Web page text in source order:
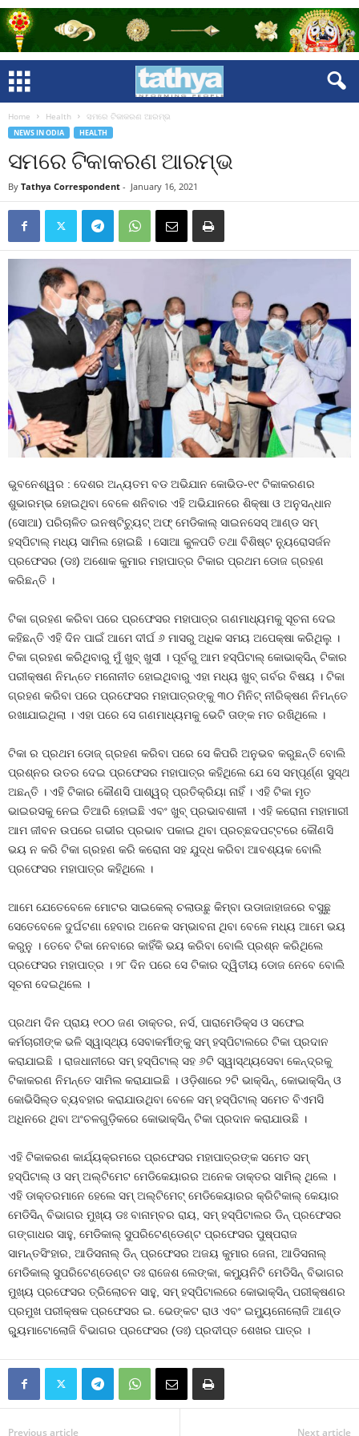
Home Health ସମରେ ଟିକାକରଣ ଆରମ୍ଭ
NEWS IN ODIA HEALTH
ସମରେ ଟିକାକରଣ ଆରମ୍ଭ
By Tathya Correspondent - January 16, 2021
ଭୁବନେଶ୍ୱର : ଦେଶର ଅନ୍ୟତମ ବଡ ଅଭିଯାନ କୋଭିଡ-୧୯ ଟିକାକରଣର
ଶୁଭାରମ୍ଭ ହୋଇଥିବା ବେଳେ ଶନିବାର ଏହି ଅଭିଯାନରେ ଶିକ୍ଷା ଓ ଅନୁସନ୍ଧାନ
(ସୋଆ) ପରିଚାଳିତ ଇନଷ୍ଟିଚ୍ୟୁଟ୍ ଅଫ୍ ମେଡିକାଲ୍ ସାଇନସେସ୍ ଆଣ୍ଡ ସମ୍
ହସ୍ପିଟାଲ୍ ମଧ୍ୟ ସାମିଲ ହୋଇଛି । ସୋଆ କୁଳପତି ତଥା ବିଶିଷ୍ଟ ନ୍ୟୁରୋସର୍ଜନ
ପ୍ରଫେସର (ଡଃ) ଅଶୋକ କୁମାର ମହାପାତ୍ର ଟିକାର ପ୍ରଥମ ଡୋଜ ଗ୍ରହଣ
କରିଛନ୍ତି ।
ଟିକା ଗ୍ରହଣ କରିବା ପରେ ପ୍ରଫେସର ମହାପାତ୍ର ଗଣମାଧ୍ୟମକୁ ସୂଚନା ଦେଇ
କହିଛନ୍ତି ଏହି ଦିନ ପାଇଁ ଆମେ ଦୀର୍ଘ ୬ ମାସରୁ ଅଧିକ ସମୟ ଅପେକ୍ଷା କରିଥିଲୁ ।
ଟିକା ଗ୍ରହଣ କରିଥିବାରୁ ମୁଁ ଖୁବ୍ ଖୁସୀ । ପୂର୍ବରୁ ଆମ ହସ୍ପିଟାଲ୍ କୋଭାକ୍ସିନ୍ ଟିକାର
ପରୀକ୍ଷଣ ନିମନ୍ତେ ମନୋନୀତ ହୋଇଥିବାରୁ ଏହା ମଧ୍ୟ ଖୁବ୍ ଗର୍ବର ବିଷୟ । ଟିକା
ଗ୍ରହଣ କରିବା ପରେ ପ୍ରଫେସର ମହାପାତ୍ରଙ୍କୁ ୩୦ ମିନିଟ୍ ନୀରିକ୍ଷଣ ନିମନ୍ତେ
ରଖାଯାଇଥିଲା । ଏହା ପରେ ସେ ଗଣମାଧ୍ୟମକୁ ଭେଟି ତାଙ୍କ ମତ ରଖିଥିଲେ ।
ଟିକା ର ପ୍ରଥମ ଡୋଜ୍ ଗ୍ରହଣ କରିବା ପରେ ସେ କିପରି ଅନୁଭବ କରୁଛନ୍ତି ବୋଲି
ପ୍ରଶ୍ନର ଉତର ଦେଇ ପ୍ରଫେସର ମହାପାତ୍ର କହିଥିଲେ ଯେ ସେ ସମ୍ପୂର୍ଣ୍ଣ ସୁସ୍ଥ
ଅଛନ୍ତି । ଏହି ଟିକାର କୌଣସି ପାଶ୍ୱର୍ ପ୍ରତିକ୍ରିୟା ନାହିଁ । ଏହି ଟିକା ମୃତ
ଭାଇରସକୁ ନେଇ ତିଆରି ହୋଇଛି ଏବଂ ଖୁବ୍ ପ୍ରଭାବଶାଳୀ । ଏହି କରୋନା ମହାମାରୀ
ଆମ ଜୀବନ ଉପରେ ଗଭୀର ପ୍ରଭାବ ପକାଇ ଥିବା ପ୍ରଚ୍ଛଦପଟ୍ଟରେ କୌଣସି
ଭୟ ନ କରି ଟିକା ଗ୍ରହଣ କରି କରୋନା ସହ ଯୁଦ୍ଧ କରିବା ଆବଶ୍ୟକ ବୋଲି
ପ୍ରଫେସର ମହାପାତ୍ର କହିଥିଲେ ।
ଆମେ ଯେତେବେଳେ ମୋଟର ସାଇକେଲ୍ ଚଲାଉଛୁ କିମ୍ବା ଉଡାଜାହାଜରେ ବସୁଛୁ
ସେତେବେଳେ ଦୁର୍ଘଟଣା ହେବାର ଅନେକ ସମ୍ଭାବନା ଥିବା ବେଳେ ମଧ୍ୟ ଆମେ ଭୟ
କରୁନୁ । ତେବେ ଟିକା ନେବାରେ କାହିଁକି ଭୟ କରିବା ବୋଲି ପ୍ରଶ୍ନ କରିଥିଲେ
ପ୍ରଫେସର ମହାପାତ୍ର । ୨୮ ଦିନ ପରେ ସେ ଟିକାର ଦ୍ୱିତୀୟ ଡୋଜ ନେବେ ବୋଲି
ସୂଚନା ଦେଇଥିଲେ ।
ପ୍ରଥମ ଦିନ ପ୍ରାୟ ୧୦୦ ଜଣ ଡାକ୍ତର, ନର୍ସ, ପାରାମେଡିକ୍ସ ଓ ସଫେଇ
କର୍ମଚାରୀଙ୍କ ଭଳି ସ୍ୱାସ୍ଥ୍ୟ ସେବାକର୍ମୀଙ୍କୁ ସମ୍ ହସ୍ପିଟାଲରେ ଟିକା ପ୍ରଦାନ
କରାଯାଇଛି । ରାଜଧାନୀରେ ସମ୍ ହସ୍ପିଟାଲ୍ ସହ ୬ଟି ସ୍ୱାସ୍ଥ୍ୟସେବା କେନ୍ଦ୍ରକୁ
ଟିକାକରଣ ନିମନ୍ତେ ସାମିଲ କରାଯାଇଛି । ଓଡ଼ିଶାରେ ୨ଟି ଭାକ୍ସିନ୍‌, କୋଭାକ୍ସିନ୍ ଓ
କୋଭିସିଲ୍ଡ ବ୍ୟବହାର କରାଯାଉଥିବା ବେଳେ ସମ୍ ହସ୍ପିଟାଲ୍ ସମେତ ବିଏମସି
ଅଧିନରେ ଥିବା ଅଂଚଳଗୁଡ଼ିକରେ କୋଭାକ୍ସିନ୍ ଟିକା ପ୍ରଦାନ କରାଯାଉଛି ।
ଏହି ଟିକାକରଣ କାର୍ଯ୍ୟକ୍ରମରେ ପ୍ରଫେସର ମହାପାତ୍ରଙ୍କ ସମେତ ସମ୍
ହସ୍ପିଟାଲ୍ ଓ ସମ୍ ଅଲ୍ଟିମେଟ ମେଡିକେୟାରର ଅନେକ ଡାକ୍ତର ସାମିଲ୍ ଥିଲେ ।
ଏହି ଡାକ୍ତରମାନେ ହେଲେ ସମ୍ ଅଲ୍ଟିମେଟ୍ ମେଡିକେୟାରର କ୍ରିଟିକାଲ୍ କେୟାର
ମେଡିସିନ୍ ବିଭାଗର ମୁଖ୍ୟ ଡଃ ବାନାମ୍ବର ରାୟ, ସମ୍ ହସ୍ପିଟାଲର ଡିନ୍ ପ୍ରଫେସର
ଗଙ୍ଗାଧର ସାହୁ, ମେଡିକାଲ୍ ସୁପରିଟେଣ୍ଡେଣ୍ଟ ପ୍ରଫେସର ପୁଷ୍ପରାଜ
ସାମନ୍ତସିଂହାର, ଆଡିସନାଲ୍ ଡିନ୍ ପ୍ରଫେସର ଅଜୟ କୁମାର ଜେନା, ଆଡିସନାଲ୍
ମେଡିକାଲ୍ ସୁପରିଟେଣ୍ଡେଣ୍ଟ ଡଃ ରାଜେଶ ଲେଙ୍କା, କମ୍ୟୁନିଟି ମେଡିସିନ୍ ବିଭାଗର
ମୁଖ୍ୟ ପ୍ରଫେସର ତ୍ରିଲୋଚନ ସାହୁ, ସମ୍ ହସ୍ପିଟାଲରେ କୋଭାକ୍ସିନ୍ ପରୀକ୍ଷଣର
ପ୍ରମୁଖ ପରୀକ୍ଷକ ପ୍ରଫେସର ଇ. ଭେଙ୍କଟ ରାଓ ଏବଂ ଇମ୍ୟୁନୋଲୋଜି ଆଣ୍ଡ
ର‌୍ୟୁମାଟୋଲୋଜି ବିଭାଗର ପ୍ରଫେସର (ଡଃ) ପ୍ରଦୀପ୍ତ ଶେଖର ପାତ୍ର ।
Previous article Next article